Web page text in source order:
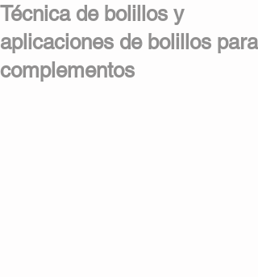
Técnica de bolillos y
aplicaciones de bolillos para
complementos